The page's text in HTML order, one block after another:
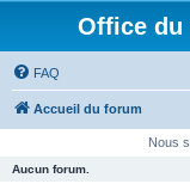
Office du
FAQ
Accueil du forum
Nous
Aucun forum.